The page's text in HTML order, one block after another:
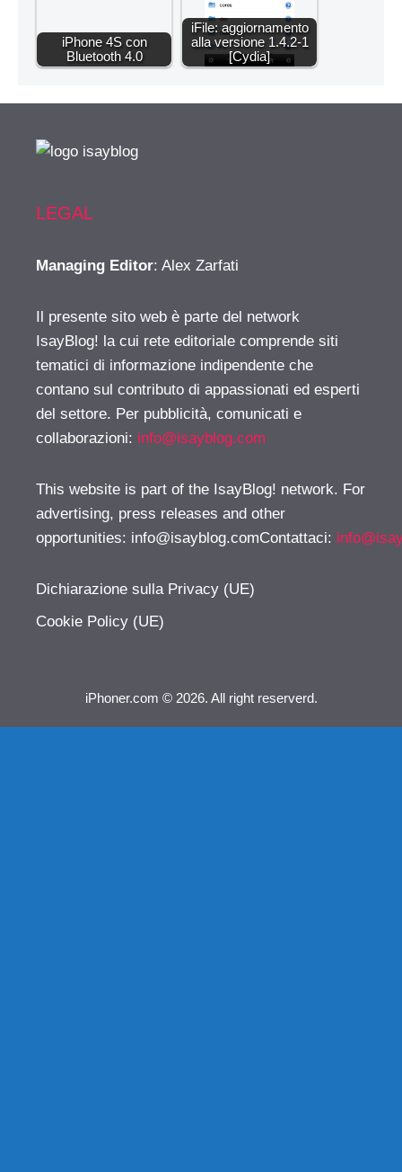
iPhone 4S con
Bluetooth 4.0
iFile: aggiornamento
alla versione 1.4.2-1
[Cydia]
LEGAL
Managing Editor: Alex Zarfati
Il presente sito web è parte del network
IsayBlog! la cui rete editoriale comprende siti
tematici di informazione indipendente che
contano sul contributo di appassionati ed esperti
del settore. Per pubblicità, comunicati e
collaborazioni: info@isayblog.com
This website is part of the IsayBlog! network. For
advertising, press releases and other
opportunities: info@isayblog.comContattaci:
Dichiarazione sulla Privacy (UE)
Cookie Policy (UE)
iPhoner.com © 2026. All right reserverd.